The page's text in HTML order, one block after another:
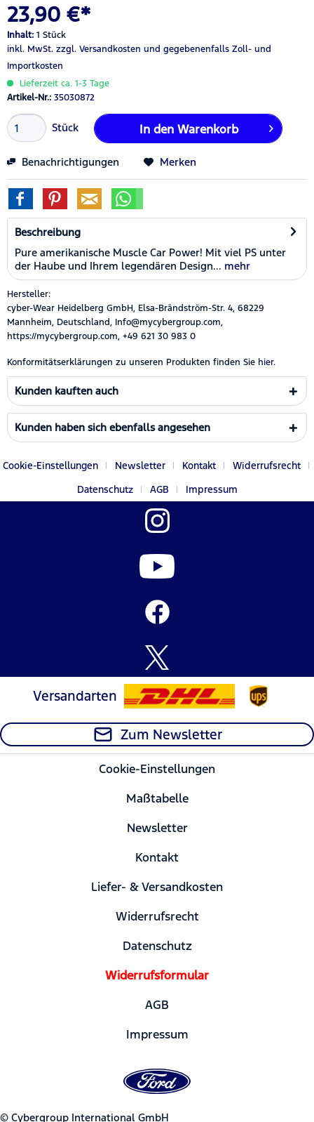
23,90 €*
Inhalt: 1 Stück
inkl. MwSt. zzgl. Versandkosten und gegebenenfalls Zoll- und
Importkosten
Lieferzeit ca. 1-3 Tage
Artikel-Nr.: 35030872
Stück In den Warenkorb
Benachrichtigungen Merken
Beschreibung
Pure amerikanische Muscle Car Power! Mit viel PS unter
der Haube und Ihrem legendären Design... mehr
Hersteller:
cyber-Wear Heidelberg GmbH, Elsa-Brändström-Str. 4, 68229
Mannheim, Deutschland, Info@mycybergroup.com,
https://mycybergroup.com, +49 621 30 983 0
Konformitätserklärungen zu unseren Produkten finden Sie hier.
Kunden kauften auch
Kunden haben sich ebenfalls angesehen
Cookie-Einstellungen Newsletter Kontakt
Widerrufsrecht
Datenschutz
AGB Impressum
Versandarten
Zum Newsletter
Cookie-Einstellungen
Maßtabelle
Newsletter
Kontakt
Liefer- & Versandkosten
Widerrufsrecht
Datenschutz
Widerrufsformular
AGB
Impressum
© Cybergroup International GmbH